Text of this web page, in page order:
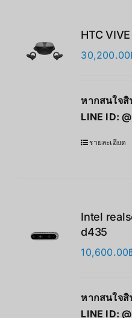
HTC
30,200.00
หากสนใจ
LINE ID:
รายละเอียด
Intel
d435
10,600.00
หากสนใจ
LINE ID: